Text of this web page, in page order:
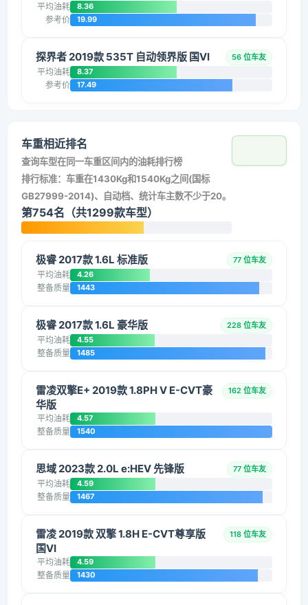
平均油耗 8.36
参考价 19.99
探界者 2019款 535T 自动领界版 国VI 56 位车友
平均油耗 8.37
参考价 17.49
车重相近排名
查询车型在同一车重区间内的油耗排行榜
排行标准：车重在1430Kg和1540Kg之间(国标
GB27999-2014)、自动档、统计车主数不少于20。
第754名（共1299款车型）
极睿 2017款 1.6L 标准版 77 位车友
平均油耗 4.26
整备质量 1443
极睿 2017款 1.6L 豪华版 228 位车友
平均油耗 4.55
整备质量 1485
雷凌双擎E+ 2019款 1.8PH V E-CVT豪
华版
162 位车友
平均油耗 4.57
整备质量 1540
思域 2023款 2.0L e:HEV 先锋版 77 位车友
平均油耗 4.59
整备质量 1467
雷凌 2019款 双擎 1.8H E-CVT尊享版
国VI
118 位车友
平均油耗 4.59
整备质量 1430